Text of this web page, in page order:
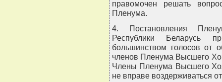
правомочен решать
Пленума.
4. Постановления
Республики Беларусь
большинством голосов от
членов Пленума Высшего
Члены Пленума Высшего
не вправе воздерживаться